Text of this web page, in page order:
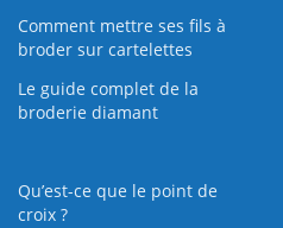
Comment mettre ses fils à
broder sur cartelettes
Le guide complet de la
broderie diamant
Qu’est-ce que le point de
croix ?